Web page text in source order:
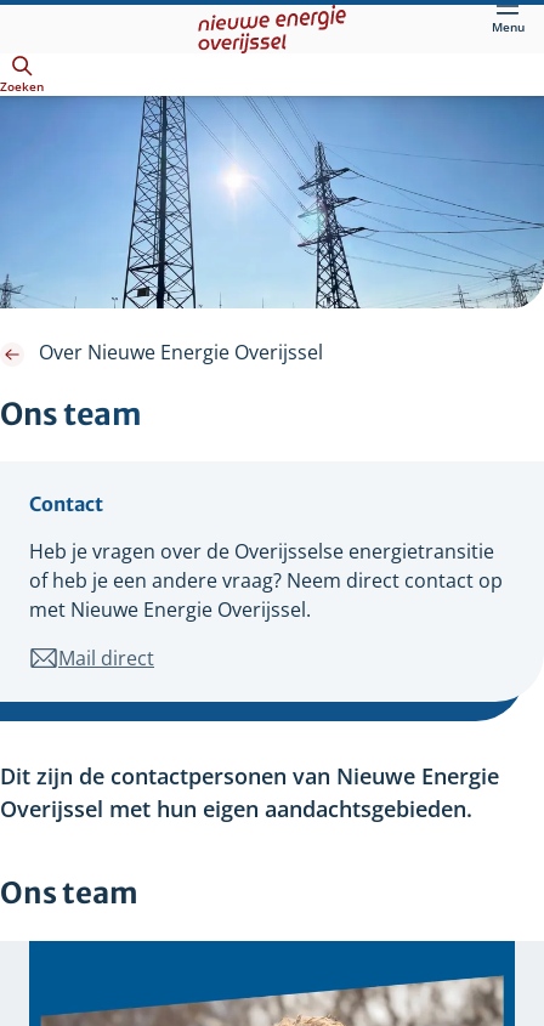
hoofdinhoud
Menu
Zoeken
Ons team
Over Nieuwe Energie Overijssel
Contact
Heb je vragen over de Overijsselse energietransitie
of heb je een andere vraag? Neem direct contact op
met Nieuwe Energie Overijssel.
Mail direct
Dit zijn de contactpersonen van Nieuwe Energie
Overijssel met hun eigen aandachtsgebieden.
Ons team